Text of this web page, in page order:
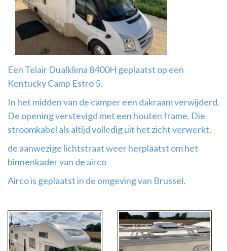
Airco
montage
Een Telair Dualklima 8400H geplaatst op een
Kentucky Camp Estro 5.
In het midden van de camper een dakraam verwijderd.
De opening verstevigd met een houten frame. Die
stroomkabel als altijd volledig uit het zicht verwerkt.
de aanwezige lichtstraat weer herplaatst om het
binnenkader van de airco
Airco is geplaatst in de omgeving van Brussel.